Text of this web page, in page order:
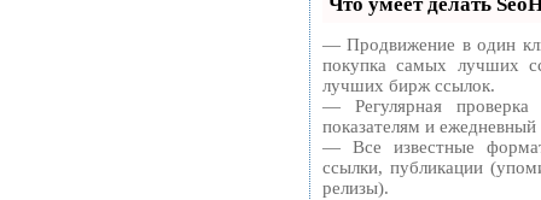
— Продвижение в один
покупка самых лучших
лучших бирж ссылок.
— Регулярная
показателям и ежедневный
— Все известные
ссылки, публикации
релизы).